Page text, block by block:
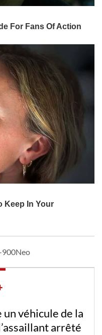
véhicule de la
arrêté